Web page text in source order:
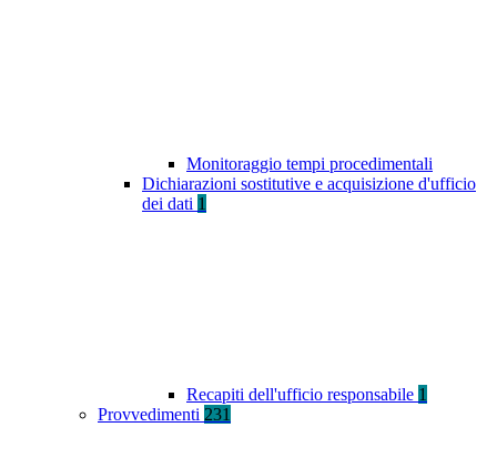
Monitoraggio tempi procedimentali
Dichiarazioni sostitutive e acquisizione d'ufficio
dei dati 1
Recapiti dell'ufficio responsabile 1
Provvedimenti 231